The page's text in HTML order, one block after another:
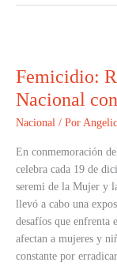
Femicidio:
Nacional
Nacional / Por
En conmemoración
celebra cada 19 de
seremi de la Mujer y
llevó a cabo una
desafíos que enfrenta
afectan a mujeres y
constante por
en
el
Día
Nacional